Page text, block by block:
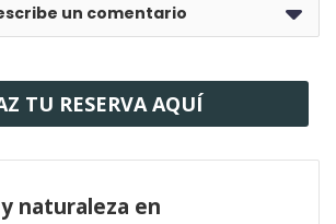
un comentario
TU RESERVA AQUÍ
naturaleza en